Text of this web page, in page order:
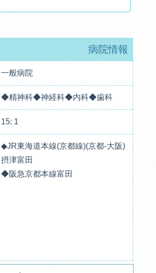
病院情報
一般病院
◆精神科◆神経科◆内科◆歯科
15: 1
◆JR東海道本線(京都線)(京都-大阪)
摂津富田
◆阪急京都本線富田